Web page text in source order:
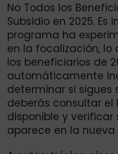
No Todos los
Subsidio en 2025.
programa ha
en la focalización,
los beneficiarios de
automáticamente
determinar si sigues
deberás consultar
disponible y
aparece en la